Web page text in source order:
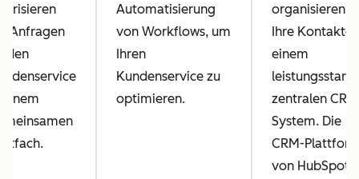
Anfragen
den
Automatisierung
von Workflows, um
Ihren
Kundenservice zu
optimieren.
organisieren
Ihre Kontakte
einem
zentralen
System. Die
CRM-
von HubSpot